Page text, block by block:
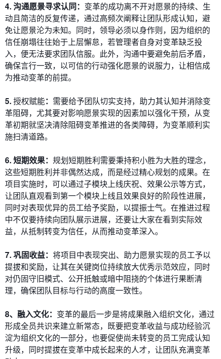
4. 沟通愿景寻求认同： 变革的成功离不开对愿景的持续、生
动且简洁的反复传递，通过高频次阐释让团队形成认知，避
免让愿景沦为未知。同时，领导必须以身作则，因为组织的
信任崩塌往往始于上层懈怠，若管理者自身对变革缺乏投
入，便无法要求团队信服。此外，沟通中要避免前后矛盾，
确保言行一致，以可信的行动强化愿景的说服力，让相信成
为推动变革的前提。
5.授权赋能： 需要给予团队切实支持，助力其认知并消除变
革阻碍，尤其要对影响愿景实现的因素加以强化干预，从变
革初期就坚决清除阻碍变革推进的各类障碍，为变革顺利实
施扫清道路。
6. 短期效果： 规划短期胜利需要秉持积小胜为大胜的理念，
这些短期胜利并非偶然达成，而是经过精心规划的成果。在
项目实施时，可以通过子模块上线庆祝、效果公示等方式，
让团队直观看到第一个模块上线且效果良好的阶段性进展，
同时对表现优异的员工给予奖励，以提振士气。在推进过程
中不仅要持续向团队展示进展，还要让大家在看到实际效
益，从抵制转变为信任，从而推动变革深入。
7. 巩固收益： 将项目中表现突出、助力愿景实现的员工予以
提拔和奖励，让其在关键岗位持续放大优秀示范效应，同时
对仍固守旧模式、公开抵触或暗中阻挠的个体进行果断清
理，确保团队目标与行动的高度一致性。
8、融入文化： 变革的最后一步是将成果融入组织文化，通过
形成全员共识来建立新常态，既要把变革收益与成功经验沉
淀为组织文化的一部分，也要促使尚未转变的员工完成认知
升级，同时提拔在变革中成长起来的人才，让团队充满变革